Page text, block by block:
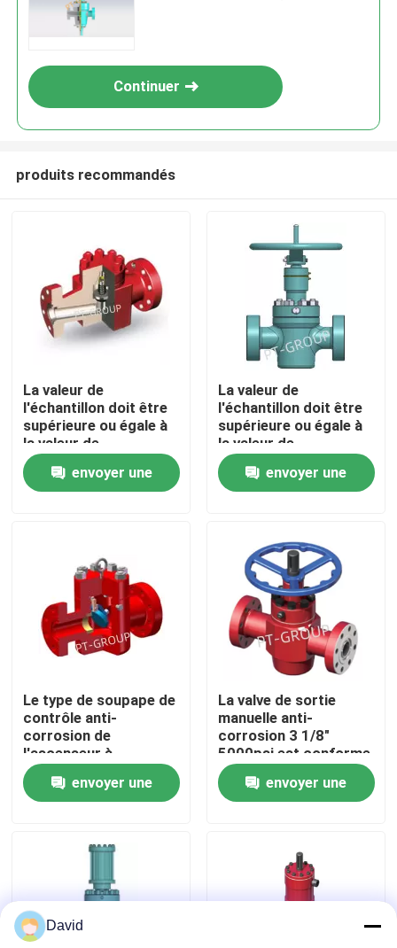
Aperçu
Produits
Visite d'usine
Contrôle de la qualité
Contact
nouvelles
Pompe de boue de forage
Revêtement de pompe de boue
Continuer
produits recommandés
La valeur de
l'échantillon doit être
supérieure ou égale à
la valeur de
l'échantillon.
envoyer une
La valeur de
l'échantillon doit être
supérieure ou égale à
la valeur de
l'échantillon.
envoyer une
Le type de soupape de
contrôle anti-
corrosion de
l'ascenseur à
balançoire standard
API 6A 3 1/8 " 5000psi
envoyer une
La valve de sortie
manuelle anti-
corrosion 3 1/8"
5000psi est conforme
à la norme API 6A
envoyer une
David